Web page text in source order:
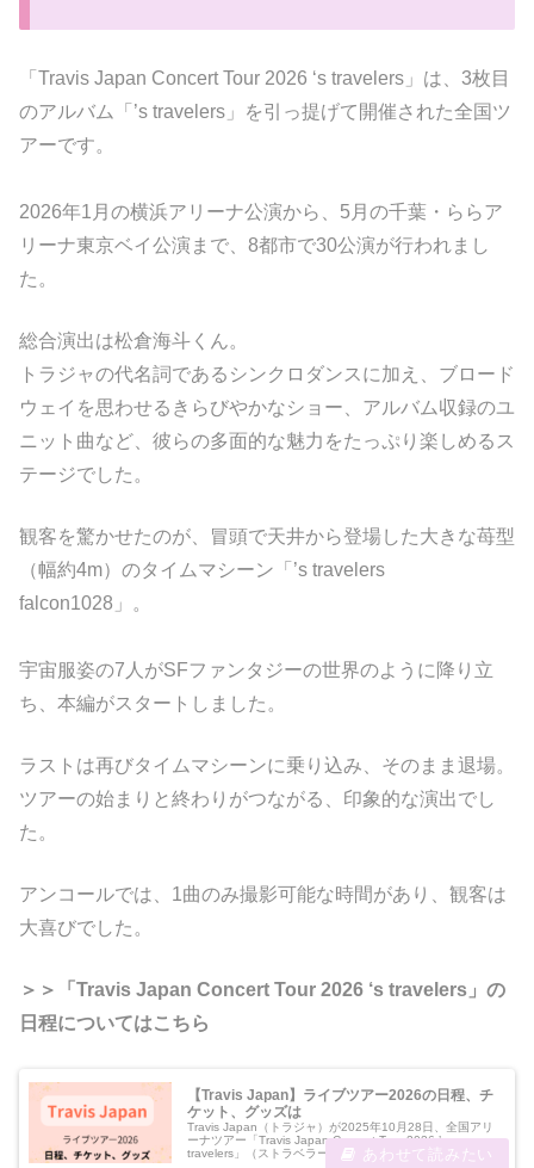
「Travis Japan Concert Tour 2026 ‘s travelers」は、3枚目
のアルバム「’s travelers」を引っ提げて開催された全国ツ
アーです。
2026年1月の横浜アリーナ公演から、5月の千葉・ららア
リーナ東京ベイ公演まで、8都市で30公演が行われまし
た。
総合演出は松倉海斗くん。
トラジャの代名詞であるシンクロダンスに加え、ブロード
ウェイを思わせるきらびやかなショー、アルバム収録のユ
ニット曲など、彼らの多面的な魅力をたっぷり楽しめるス
テージでした。
観客を驚かせたのが、冒頭で天井から登場した大きな苺型
（幅約4m）のタイムマシーン「’s travelers
falcon1028」。
宇宙服姿の7人がSFファンタジーの世界のように降り立
ち、本編がスタートしました。
ラストは再びタイムマシーンに乗り込み、そのまま退場。
ツアーの始まりと終わりがつながる、印象的な演出でし
た。
アンコールでは、1曲のみ撮影可能な時間があり、観客は
大喜びでした。
＞＞「Travis Japan Concert Tour 2026 ‘s travelers」の
日程についてはこちら
【Travis Japan】ライブツアー2026の日程、チ
ケット、グッズは
Travis Japan（トラジャ）が2025年10月28日、全国アリ
ーナツアー「Travis Japan Concert Tour 2026 ’s
travelers」（ストラベラーズ）の開催を発表しました。